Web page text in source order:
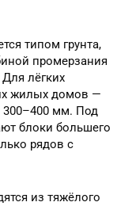
типом грунта,
промерзания
лёгких
жилых домов —
мм. Под
блоки большего
рядов с
из тяжёлого